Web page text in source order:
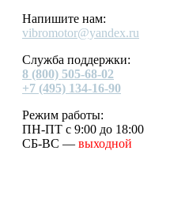
Напишите нам:
vibromotor@yandex.ru
Служба поддержки:
8 (800) 505-68-02
+7 (495) 134-16-90
Режим работы:
ПН-ПТ с 9:00 до 18:00
СБ-ВС — выходной